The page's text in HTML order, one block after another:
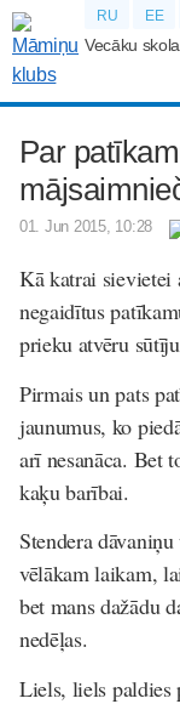
RU EE
Vecāku skola
Par
01. Jun 2015, 10:28
Kā katrai sievietei
negaidītus
prieku atvēru
Pirmais un pats
jaunumus, ko
arī nesanāca. Bet
kaķu barībai.
Stendera
vēlākam laikam,
bet mans dažādu
nedēļas.
Liels, liels paldies